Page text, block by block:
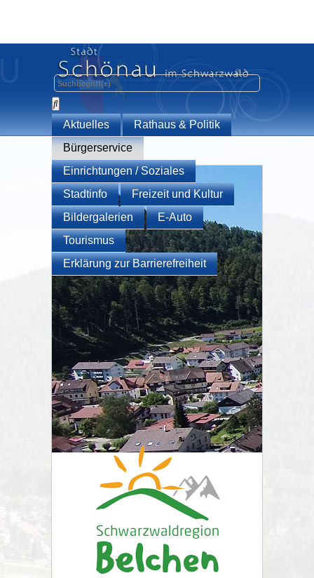
Aktuelles
Rathaus & Politik
Bürgerservice
Einrichtungen / Soziales
Stadtinfo
Freizeit und Kultur
Bildergalerien
E-Auto
Tourismus
Erklärung zur Barrierefreiheit